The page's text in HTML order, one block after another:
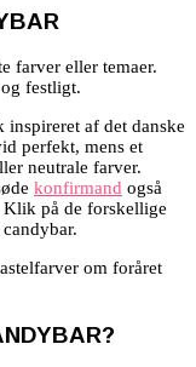
farver eller temaer.
festligt.
af det danske
perfekt, mens et
neutrale farver.
konfirmand også
på de forskellige
om foråret